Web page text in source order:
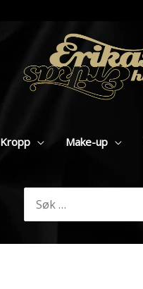
Kropp Make-up
etter: